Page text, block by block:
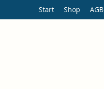
Start Shop AGB